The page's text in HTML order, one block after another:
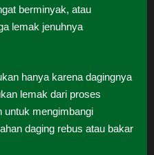
berminyak, atau
lemak jenuhnya
hanya karena dagingnya
lemak dari proses
untuk mengimbangi
daging rebus atau bakar